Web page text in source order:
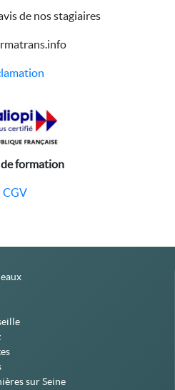
de nos stagiaires
formation
CGV
sur Seine